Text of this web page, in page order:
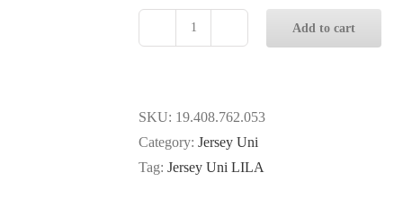
LILA
quantity
Add to cart
SKU: 19.408.762.053
Category: Jersey Uni
Tag: Jersey Uni LILA